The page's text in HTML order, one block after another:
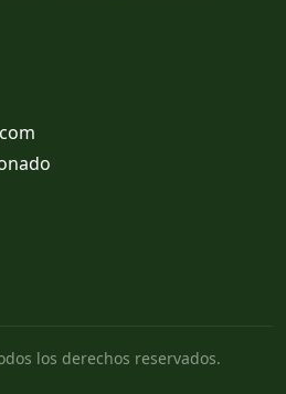
los derechos reservados.